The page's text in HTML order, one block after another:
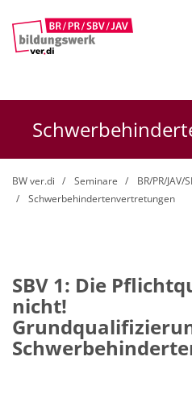
BW ver.di Seminare
BR/PR/JAV/
Schwerbehindertenvertretungen
SBV 1: Die
nicht!